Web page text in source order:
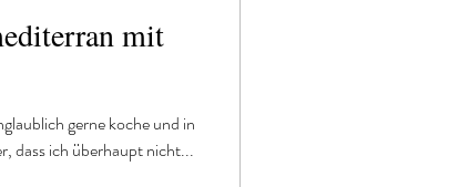
mit
gerne koche und in
dass ich überhaupt nicht...